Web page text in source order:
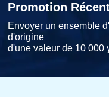
Promotion
Envoyer un ensemble
d'origine
d'une valeur de 10 000